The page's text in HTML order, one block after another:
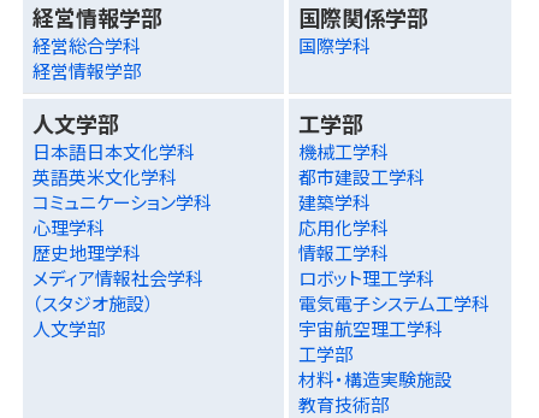
経営情報学部
経営総合学科
経営情報学部
国際関係学部
国際学科
人文学部
日本語日本文化学科
英語英米文化学科
コミュニケーション学科
心理学科
歴史地理学科
メディア情報社会学科
（スタジオ施設）
人文学部
工学部
機械工学科
都市建設工学科
建築学科
応用化学科
情報工学科
ロボット理工学科
電気電子システム工学科
宇宙航空理工学科
工学部
材料・構造実験施設
教育技術部